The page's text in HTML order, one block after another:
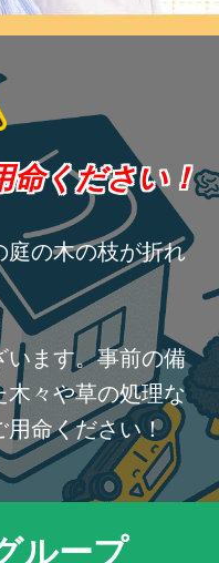
命ください！
の木の枝が折れ
ます。事前の備
々や草の処理な
用命ください！
ループ